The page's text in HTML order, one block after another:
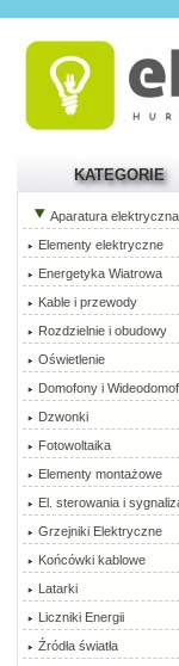
KATEGORIE
Aparatura elektryczna
Elementy elektryczne
Energetyka Wiatrowa
Kable i przewody
Rozdzielnie i obudowy
Oświetlenie
Domofony i
Dzwonki
Fotowoltaika
Elementy montażowe
El. sterowania i
Grzejniki Elektryczne
Końcówki kablowe
Latarki
Liczniki Energii
Źródła światła